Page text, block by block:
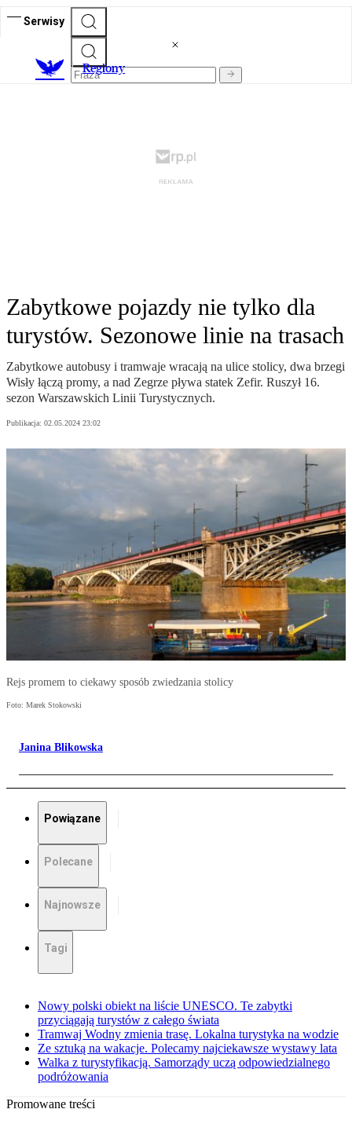
Serwisy
Regiony
Zabytkowe pojazdy nie tylko dla
turystów. Sezonowe linie na trasach
Zabytkowe autobusy i tramwaje wracają na ulice stolicy, dwa brzegi
Wisły łączą promy, a nad Zegrze pływa statek Zefir. Ruszył 16.
sezon Warszawskich Linii Turystycznych.
Publikacja: 02.05.2024 23:02
Rejs promem to ciekawy sposób zwiedzania stolicy
Foto: Marek Stokowski
Janina Blikowska
Powiązane
Polecane
Najnowsze
Tagi
Nowy polski obiekt na liście UNESCO. Te zabytki
przyciągają turystów z całego świata
Tramwaj Wodny zmienia trasę. Lokalna turystyka na wodzie
Ze sztuką na wakacje. Polecamy najciekawsze wystawy lata
Walka z turystyfikacją. Samorządy uczą odpowiedzialnego
podróżowania
Promowane treści